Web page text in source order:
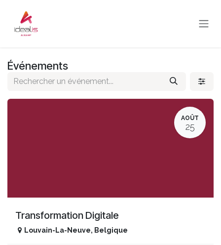
Événements
AOÛT
25
Transformation Digitale
Louvain-La-Neuve, Belgique